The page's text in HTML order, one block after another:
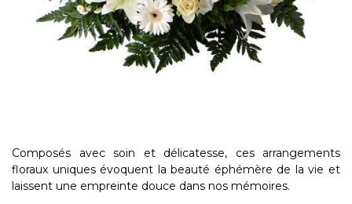
Composés avec soin et délicatesse, ces arrangements
floraux uniques évoquent la beauté éphémère de la vie et
laissent une empreinte douce dans nos mémoires.